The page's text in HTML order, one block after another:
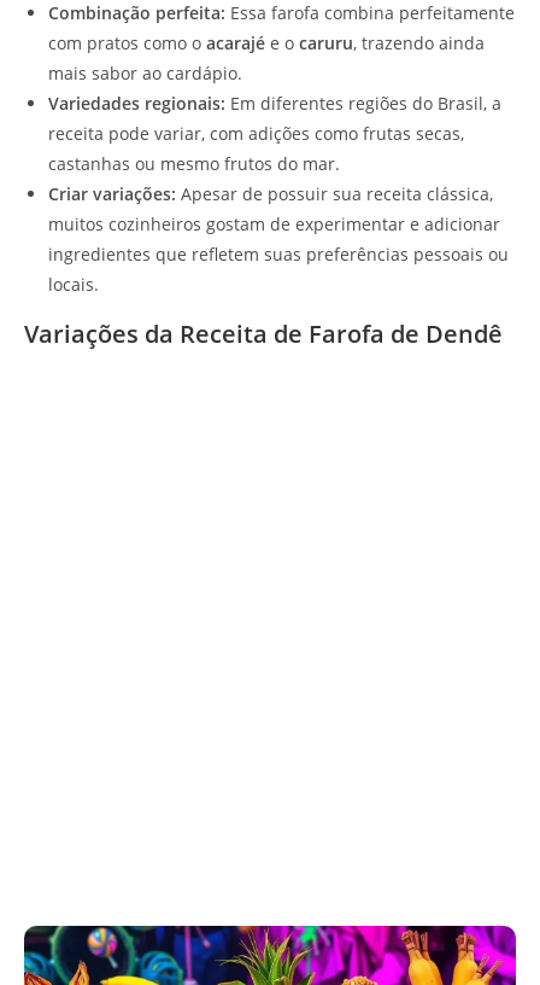
Combinação perfeita: Essa farofa combina perfeitamente
com pratos como o acarajé e o caruru, trazendo ainda
mais sabor ao cardápio.
Variedades regionais: Em diferentes regiões do Brasil, a
receita pode variar, com adições como frutas secas,
castanhas ou mesmo frutos do mar.
Criar variações: Apesar de possuir sua receita clássica,
muitos cozinheiros gostam de experimentar e adicionar
ingredientes que refletem suas preferências pessoais ou
locais.
Variações da Receita de Farofa de Dendê